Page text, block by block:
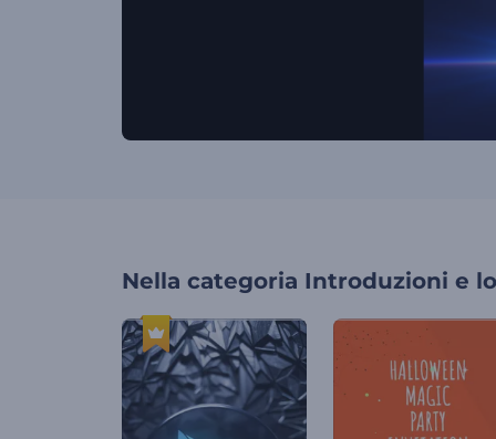
Nella categoria Introduzioni e